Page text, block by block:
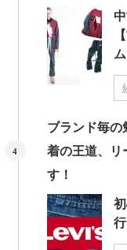
ム
ブランド毎
着の王道、リ
す！